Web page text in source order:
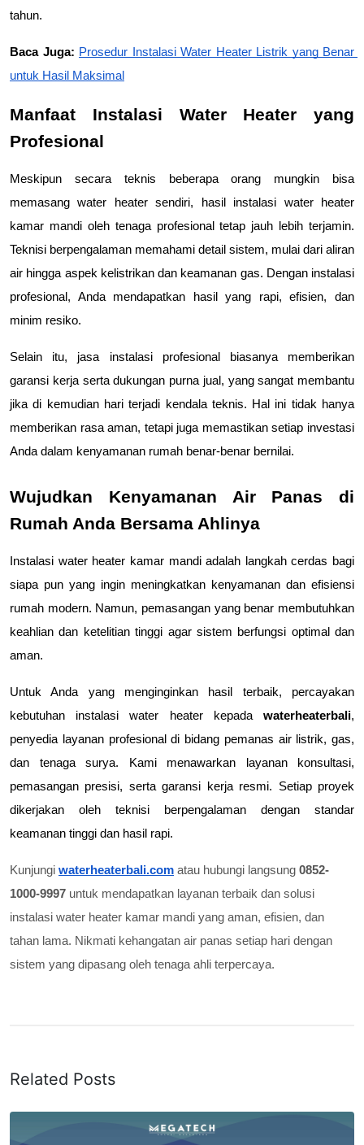
tahun.
Baca Juga: Prosedur Instalasi Water Heater Listrik yang Benar
untuk Hasil Maksimal
Manfaat Instalasi Water Heater yang
Profesional
Meskipun secara teknis beberapa orang mungkin bisa
memasang water heater sendiri, hasil instalasi water heater
kamar mandi oleh tenaga profesional tetap jauh lebih terjamin.
Teknisi berpengalaman memahami detail sistem, mulai dari aliran
air hingga aspek kelistrikan dan keamanan gas. Dengan instalasi
profesional, Anda mendapatkan hasil yang rapi, efisien, dan
minim resiko.
Selain itu, jasa instalasi profesional biasanya memberikan
garansi kerja serta dukungan purna jual, yang sangat membantu
jika di kemudian hari terjadi kendala teknis. Hal ini tidak hanya
memberikan rasa aman, tetapi juga memastikan setiap investasi
Anda dalam kenyamanan rumah benar-benar bernilai.
Wujudkan Kenyamanan Air Panas di
Rumah Anda Bersama Ahlinya
Instalasi water heater kamar mandi adalah langkah cerdas bagi
siapa pun yang ingin meningkatkan kenyamanan dan efisiensi
rumah modern. Namun, pemasangan yang benar membutuhkan
keahlian dan ketelitian tinggi agar sistem berfungsi optimal dan
aman.
Untuk Anda yang menginginkan hasil terbaik, percayakan
kebutuhan instalasi water heater kepada waterheaterbali,
penyedia layanan profesional di bidang pemanas air listrik, gas,
dan tenaga surya. Kami menawarkan layanan konsultasi,
pemasangan presisi, serta garansi kerja resmi. Setiap proyek
dikerjakan oleh teknisi berpengalaman dengan standar
keamanan tinggi dan hasil rapi.
Kunjungi waterheaterbali.com atau hubungi langsung 0852-
1000-9997 untuk mendapatkan layanan terbaik dan solusi
instalasi water heater kamar mandi yang aman, efisien, dan
tahan lama. Nikmati kehangatan air panas setiap hari dengan
sistem yang dipasang oleh tenaga ahli terpercaya.
Related Posts